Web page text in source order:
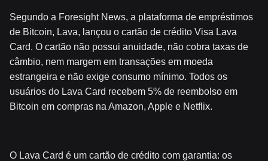
Segundo a Foresight News, a plataforma de empréstimos
de Bitcoin, Lava, lançou o cartão de crédito Visa Lava
Card. O cartão não possui anuidade, não cobra taxas de
câmbio, nem margem em transações em moeda
estrangeira e não exige consumo mínimo. Todos os
usuários do Lava Card recebem 5% de reembolso em
Bitcoin em compras na Amazon, Apple e Netflix.
O Lava Card é um cartão de crédito com garantia: os